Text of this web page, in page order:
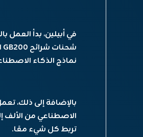
نماذج الذكاء
تربط كل شيء معًا.